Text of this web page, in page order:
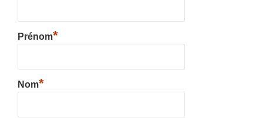
Prénom*
Nom*